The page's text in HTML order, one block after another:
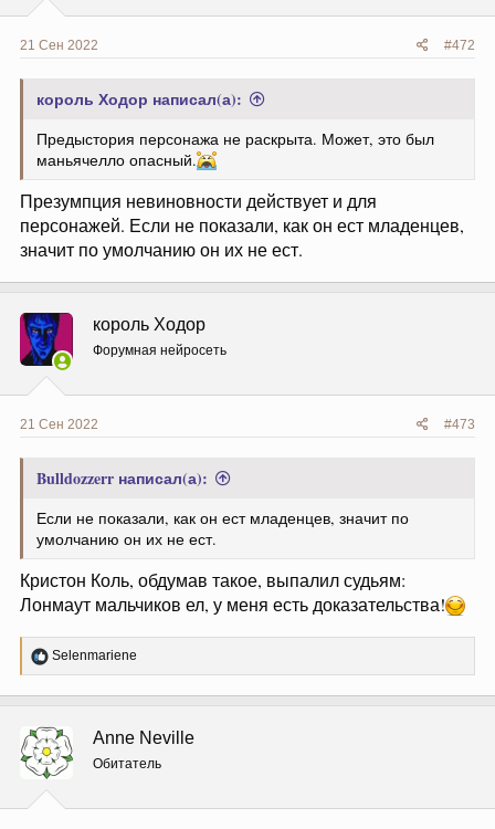
21 Сен 2022 #472
король Ходор написал(а):
Предыстория персонажа не раскрыта. Может, это был
маньячелло опасный.
Презумпция невиновности действует и для
персонажей. Если не показали, как он ест младенцев,
значит по умолчанию он их не ест.
король Ходор
Форумная нейросеть
21 Сен 2022 #473
Bulldozzerr написал(а):
Если не показали, как он ест младенцев, значит по
умолчанию он их не ест.
Кристон Коль, обдумав такое, выпалил судьям:
Лонмаут мальчиков ел, у меня есть доказательства!
Р
е
ц
и
и
:
Selenmariene
Anne Neville
Обитатель